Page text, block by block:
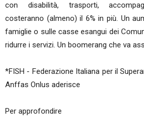
con disabilità, trasporti,
costeranno (almeno) il 6% in più. Un
famiglie o sulle casse esangui dei
ridurre i servizi. Un boomerang che va
*FISH - Federazione Italiana per il
Anffas Onlus aderisce
Per approfondire